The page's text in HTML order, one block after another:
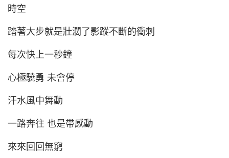
時空
踏著大步就是壯濶了影蹤不斷的衝刺
每次快上一秒鐘
心極驍勇 未會停
汗水風中舞動
一路奔往 也是帶感動
來來回回無窮